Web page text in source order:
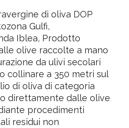
di oliva DOP
Gulfi,
Iblea, Prodotto
olive raccolte a mano
da ulivi secolari
collinare a 350 metri sul
di oliva di categoria
direttamente dalle olive
procedimenti
residui non